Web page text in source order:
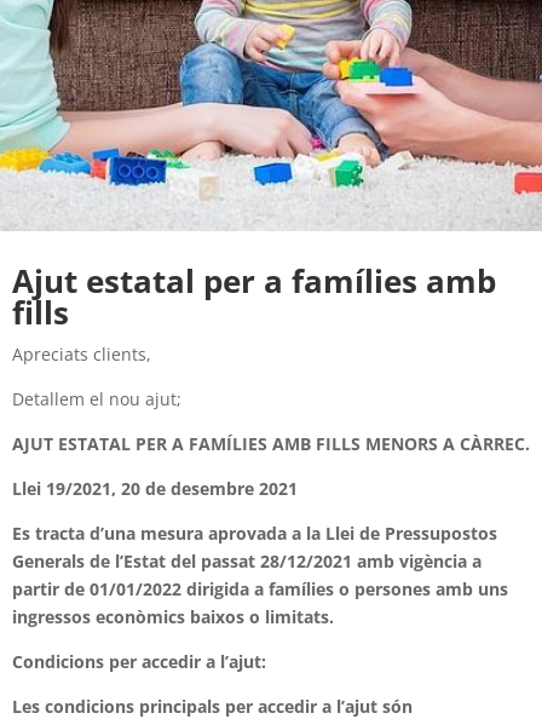
Ajut estatal per a famílies amb
fills
Apreciats clients,
Detallem el nou ajut;
AJUT ESTATAL PER A FAMÍLIES AMB FILLS MENORS A CÀRREC.
Llei 19/2021, 20 de desembre 2021
Es tracta d’una mesura aprovada a la Llei de Pressupostos
Generals de l’Estat del passat 28/12/2021 amb vigència a
partir de 01/01/2022 dirigida a famílies o persones amb uns
ingressos econòmics baixos o limitats.
Condicions per accedir a l’ajut:
Les condicions principals per accedir a l’ajut són